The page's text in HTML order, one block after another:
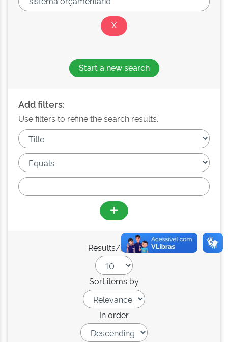
Start a new search
Add filters:
Use filters to refine the search results.
Results/Page
Sort items by
In order